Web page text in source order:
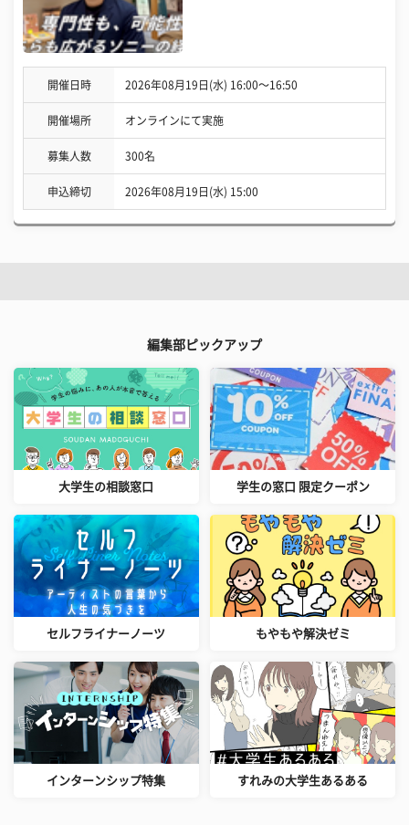
開催日時 2026年08月19日(水) 16:00〜16:50
開催場所 オンラインにて実施
募集人数 300名
申込締切 2026年08月19日(水) 15:00
編集部ピックアップ
大学生の相談窓口 学生の窓口 限定クーポン
セルフライナーノーツ もやもや解決ゼミ
インターンシップ特集 すれみの大学生あるある